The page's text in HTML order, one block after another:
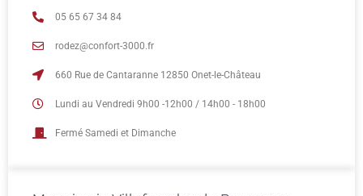
05 65 67 34 84
rodez@confort-3000.fr
660 Rue de Cantaranne 12850 Onet-le-Château
Lundi au Vendredi 9h00 -12h00 / 14h00 - 18h00
Fermé Samedi et Dimanche